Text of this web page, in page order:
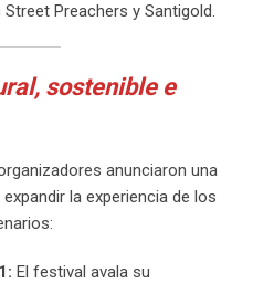
Preachers y Santigold.
sostenible e
anunciaron una
la experiencia de los
El festival avala su